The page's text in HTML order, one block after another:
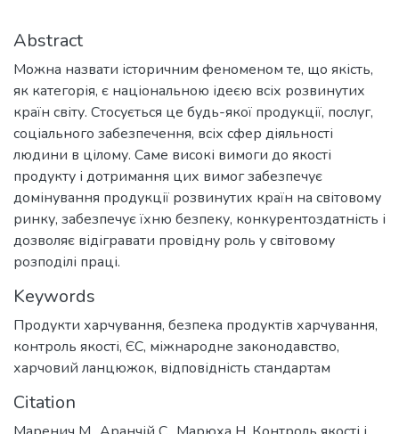
Abstract
Можна назвати історичним феноменом те, що якість,
як категорія, є національною ідеєю всіх розвинутих
країн світу. Стосується це будь-якої продукції, послуг,
соціального забезпечення, всіх сфер діяльності
людини в цілому. Саме високі вимоги до якості
продукту і дотримання цих вимог забезпечує
домінування продукції розвинутих країн на світовому
ринку, забезпечує їхню безпеку, конкурентоздатність і
дозволяє відігравати провідну роль у світовому
розподілі праці.
Keywords
Продукти харчування, безпека продуктів харчування,
контроль якості, ЄС, міжнародне законодавство,
харчовий ланцюжок, відповідність стандартам
Citation